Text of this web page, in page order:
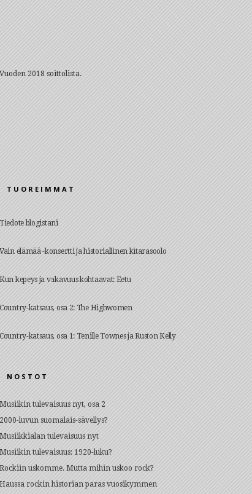
Vuoden 2018 soittolista.
TUOREIMMAT
Tiedote blogistani
Vain elämää -konsertti ja historiallinen kitarasoolo
Kun kepeys ja vakavuus kohtaavat: Eetu
Country-katsaus, osa 2: The Highwomen
Country-katsaus, osa 1: Tenille Townes ja Ruston Kelly
NOSTOT
Musiikin tulevaisuus nyt, osa 2
2000-luvun suomalais-sävellys?
Musiikkialan tulevaisuus nyt
Musiikin tulevaisuus: 1920-luku?
Rockiin uskomme. Mutta mihin uskoo rock?
Haussa rockin historian paras vuosikymmen